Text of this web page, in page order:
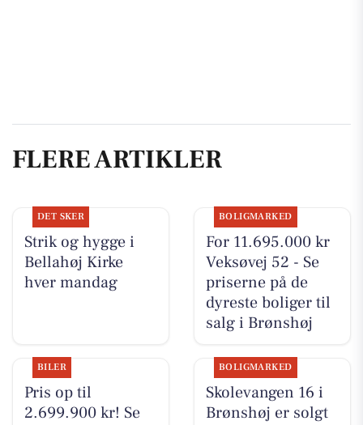
FLERE ARTIKLER
DET SKER
Strik og hygge i
Bellahøj Kirke
hver mandag
BOLIGMARKED
For 11.695.000 kr
Veksøvej 52 - Se
priserne på de
dyreste boliger til
salg i Brønshøj
BILER
Pris op til
2.699.900 kr! Se
BOLIGMARKED
Skolevangen 16 i
Brønshøj er solgt